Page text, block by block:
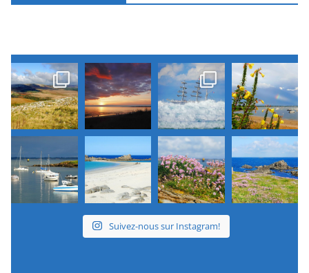
Suivez-nous sur Instagram!